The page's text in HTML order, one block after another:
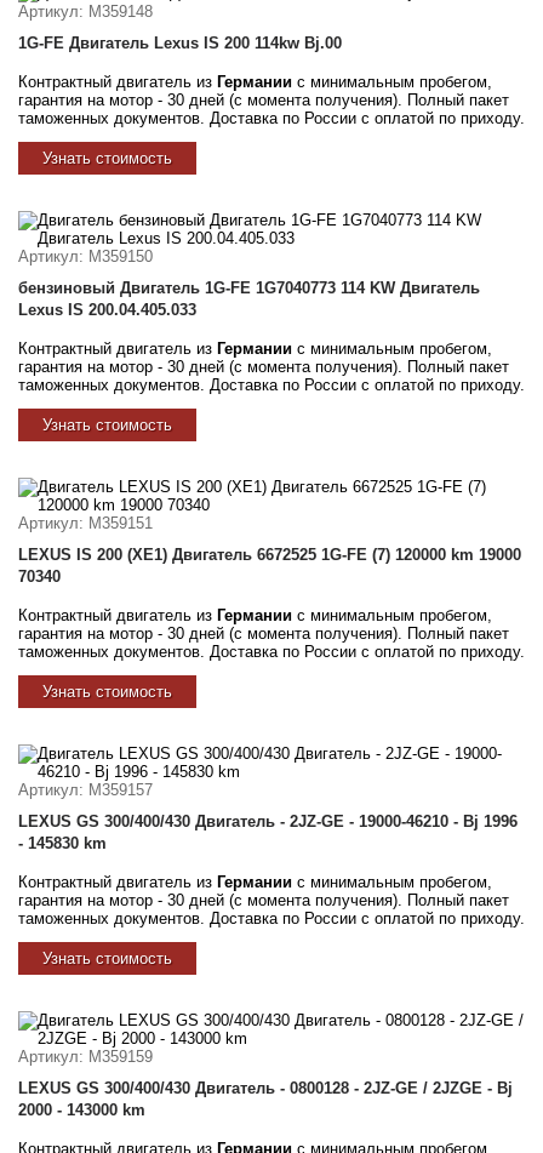
Артикул: M359148
1G-FE Двигатель Lexus IS 200 114kw Bj.00
Контрактный двигатель из Германии с минимальным пробегом,
гарантия на мотор - 30 дней (с момента получения). Полный пакет
таможенных документов. Доставка по России с оплатой по приходу.
Узнать стоимость
Артикул: M359150
бензиновый Двигатель 1G-FE 1G7040773 114 KW Двигатель
Lexus IS 200.04.405.033
Контрактный двигатель из Германии с минимальным пробегом,
гарантия на мотор - 30 дней (с момента получения). Полный пакет
таможенных документов. Доставка по России с оплатой по приходу.
Узнать стоимость
Артикул: M359151
LEXUS IS 200 (XE1) Двигатель 6672525 1G-FE (7) 120000 km 19000
70340
Контрактный двигатель из Германии с минимальным пробегом,
гарантия на мотор - 30 дней (с момента получения). Полный пакет
таможенных документов. Доставка по России с оплатой по приходу.
Узнать стоимость
Артикул: M359157
LEXUS GS 300/400/430 Двигатель - 2JZ-GE - 19000-46210 - Bj 1996
- 145830 km
Контрактный двигатель из Германии с минимальным пробегом,
гарантия на мотор - 30 дней (с момента получения). Полный пакет
таможенных документов. Доставка по России с оплатой по приходу.
Узнать стоимость
Артикул: M359159
LEXUS GS 300/400/430 Двигатель - 0800128 - 2JZ-GE / 2JZGE - Bj
2000 - 143000 km
Контрактный двигатель из Германии с минимальным пробегом,